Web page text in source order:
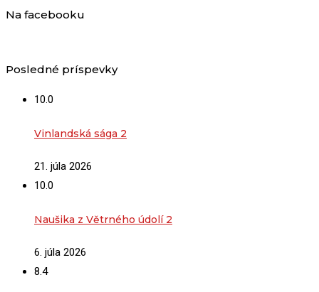
Na facebooku
Posledné príspevky
10.0
Vinlandská sága 2
21. júla 2026
10.0
Naušika z Větrného údolí 2
6. júla 2026
8.4